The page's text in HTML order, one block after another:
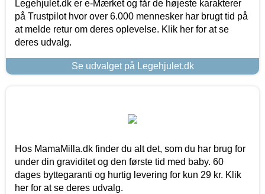
Legehjulet.dk er e-Mærket og får de højeste karakterer
på Trustpilot hvor over 6.000 mennesker har brugt tid på
at melde retur om deres oplevelse. Klik her for at se
deres udvalg.
Se udvalget på Legehjulet.dk
Hos MamaMilla.dk finder du alt det, som du har brug for
under din graviditet og den første tid med baby. 60
dages byttegaranti og hurtig levering for kun 29 kr. Klik
her for at se deres udvalg.